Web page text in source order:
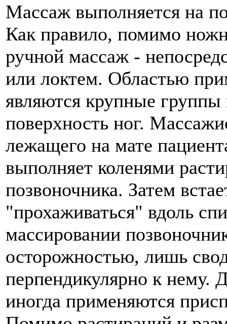
Массаж выполняется на
Как правило, помимо
ручной массаж -
или локтем. Областью
являются крупные
поверхность ног.
лежащего на мате
выполняет коленями
позвоночника. Затем
"прохаживаться" вдоль
массировании
осторожностью, лишь
перпендикулярно к нему.
иногда применяются